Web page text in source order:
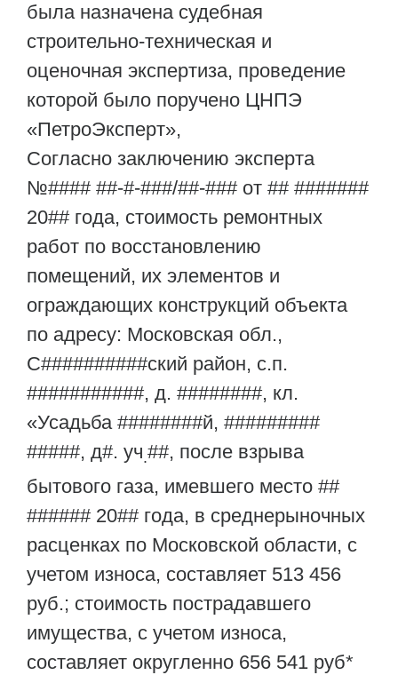
была назначена судебная
строительно-техническая и
оценочная экспертиза, проведение
которой было поручено ЦНПЭ
«ПетроЭксперт»,
Согласно заключению эксперта
№#### ##-#-###/##-### от ## #######
20## года, стоимость ремонтных
работ по восстановлению
помещений, их элементов и
ограждающих конструкций объекта
по адресу: Московская обл.,
С##########ский район, с.п.
###########, д. ########, кл.
«Усадьба ########й, #########
#####, д#. уч.##, после взрыва
бытового газа, имевшего место ##
###### 20## года, в среднерыночных
расценках по Московской области, с
учетом износа, составляет 513 456
руб.; стоимость пострадавшего
имущества, с учетом износа,
составляет округленно 656 541 руб*